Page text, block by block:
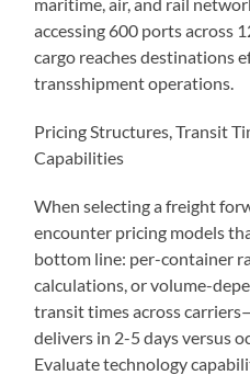
accessing 600 ports across
cargo reaches destinations
transshipment operations.
Pricing Structures, Transit
Capabilities
When selecting a freight
encounter pricing models
bottom line: per-container
calculations, or volume-
transit times across
delivers in 2-5 days versus
Evaluate technology